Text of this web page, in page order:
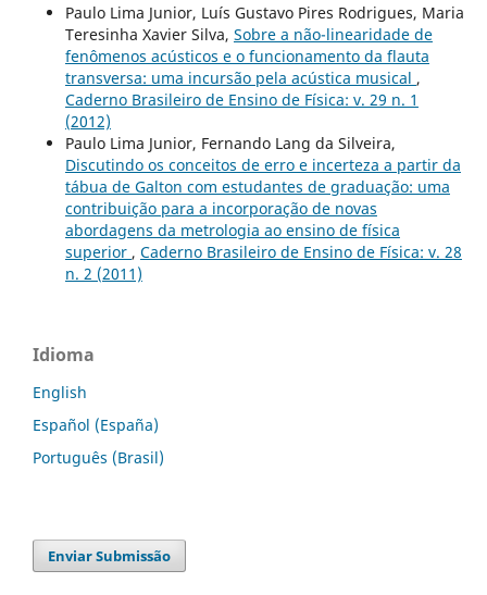
Paulo Lima Junior, Luís Gustavo Pires Rodrigues, Maria
Teresinha Xavier Silva, Sobre a não-linearidade de
fenômenos acústicos e o funcionamento da flauta
transversa: uma incursão pela acústica musical ,
Caderno Brasileiro de Ensino de Física: v. 29 n. 1
(2012)
Paulo Lima Junior, Fernando Lang da Silveira,
Discutindo os conceitos de erro e incerteza a partir da
tábua de Galton com estudantes de graduação: uma
contribuição para a incorporação de novas
abordagens da metrologia ao ensino de física
superior , Caderno Brasileiro de Ensino de Física: v. 28
n. 2 (2011)
Idioma
English
Español (España)
Português (Brasil)
Enviar Submissão